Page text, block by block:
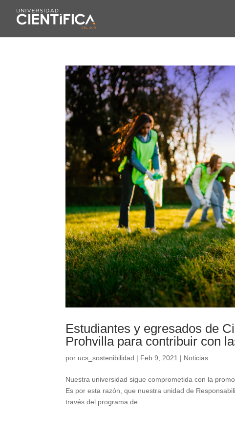
Estudiantes y egresados de
Prohvilla para contribuir con
por ucs_sostenibilidad | Feb 9, 2021 | Noticias
Nuestra universidad sigue comprometida con la
Es por esta razón, que nuestra unidad de
través del programa de...